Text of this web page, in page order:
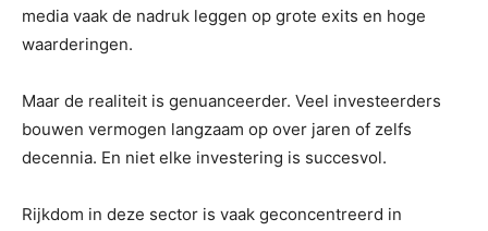
media vaak de nadruk leggen op grote exits en hoge
waarderingen.
Maar de realiteit is genuanceerder. Veel investeerders
bouwen vermogen langzaam op over jaren of zelfs
decennia. En niet elke investering is succesvol.
Rijkdom in deze sector is vaak geconcentreerd in